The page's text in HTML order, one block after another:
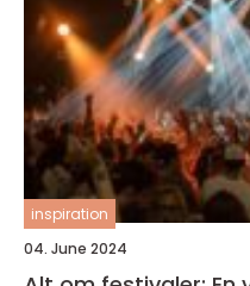
inspiration
04. June 2024